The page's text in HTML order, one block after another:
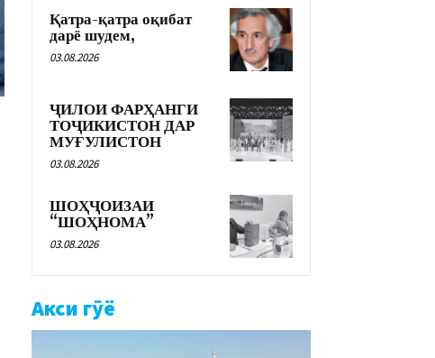
Қатра-қатра оқибат
дарё шудем,
03.08.2026
ҶИЛОИ ФАРҲАНГИ
ТОҶИКИСТОН ДАР
МУҒУЛИСТОН
03.08.2026
ШОҲҶОИЗАИ
“ШОҲНОМА”
03.08.2026
Акси гӯё